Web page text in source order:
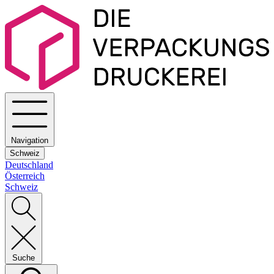
Navigation
Schweiz
Deutschland
Österreich
Schweiz
Suche